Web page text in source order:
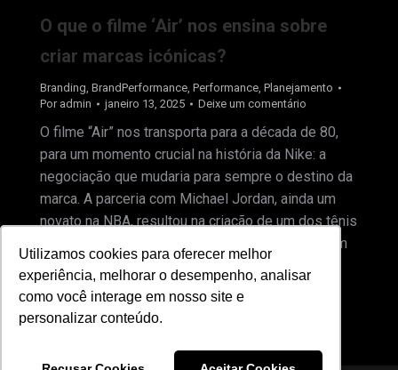
Utilizamos cookies para oferecer melhor
experiência, melhorar o desempenho, analisar
como você interage em nosso site e
personalizar conteúdo.
Utilizamos cookies para oferecer melhor
experiência, melhorar o desempenho, analisar
como você interage em nosso site e
personalizar conteúdo.
O que o filme ‘Air’ nos ensina sobre
criar marcas icónicas?
Branding BrandPerformance Performance Planejamento
Por admin janeiro 13, 2025 Deixe um comentário
O filme “Air” nos transporta para a década de 80,
para um momento crucial na história da Nike: a
negociação que mudaria para sempre o destino da
marca. A parceria com Michael Jordan, ainda um
novato na NBA, resultou na criação de um dos tênis
mais icônicos do mundo e transformou a Nike em
um…